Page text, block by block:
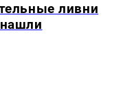
ливни